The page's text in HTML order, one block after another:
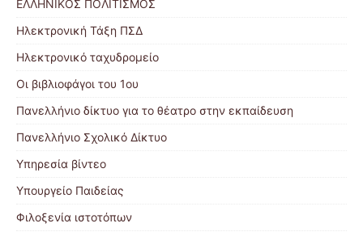
ΕΛΛΗΝΙΚΟΣ ΠΟΛΙΤΙΣΜΟΣ
Ηλεκτρονική Τάξη ΠΣΔ
Ηλεκτρονικό ταχυδρομείο
Οι βιβλιοφάγοι του 1ου
Πανελλήνιο δίκτυο για το θέατρο στην εκπαίδευση
Πανελλήνιο Σχολικό Δίκτυο
Υπηρεσία βίντεο
Υπουργείο Παιδείας
Φιλοξενία ιστοτόπων